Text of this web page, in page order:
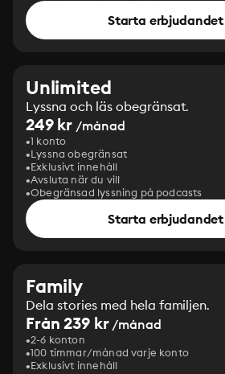
Starta erbjudandet
Unlimited
Lyssna och läs obegränsat.
249 kr /månad
1 konto
Lyssna obegränsat
Exklusivt innehåll
Avsluta när du vill
Obegränsad lyssning på podcasts
Starta erbjudandet
Family
Dela stories med hela familjen.
Från 239 kr/månad
2-6 konton
100 timmar/månad varje konto
Exklusivt innehåll